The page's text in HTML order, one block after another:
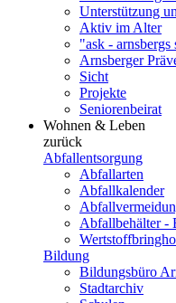
Unterstützung
Aktiv im Alter
"ask - arnsbergs
Arnsberger
Sicht
Projekte
Seniorenbeirat
Wohnen & Leben
zurück
Abfallentsorgung
Abfallarten
Abfallkalender
Abfallbehälter -
Bildung
Bildungsbüro
Stadtarchiv